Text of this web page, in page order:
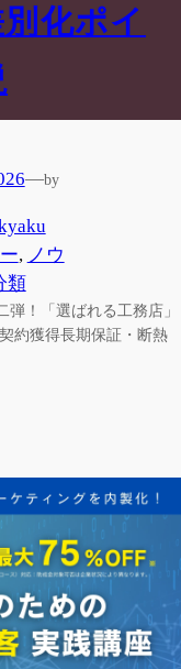
化ポイ
—by
, ノウ
類
！「選ばれる工務店」
約獲得長期保証・断熱